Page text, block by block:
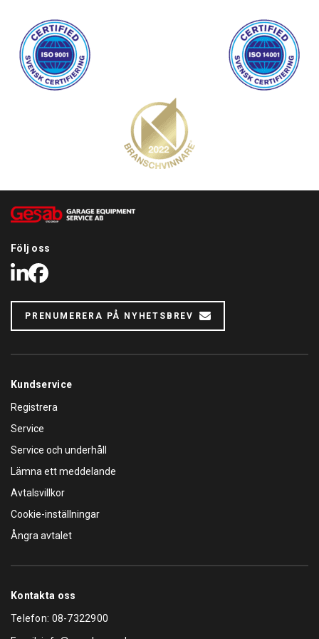
installera och justera omriktningskabeln.
Hissarna kan installeras på ett flexibelt sätt tack vare tre
breddjusterbara positioner.
50 % längre lastmutter av brons
Motorer med förstärkt och kylande hölje
Solid automatisk låsning av armen
Följ oss
LinkedIn
Facebook
PRENUMERERA PÅ NYHETSBREV
Kundservice
Registrera
Service
Service och underhåll
Lämna ett meddelande
Avtalsvillkor
Cookie-inställningar
Ångra avtalet
Kontakta oss
Telefon: 08-7322900